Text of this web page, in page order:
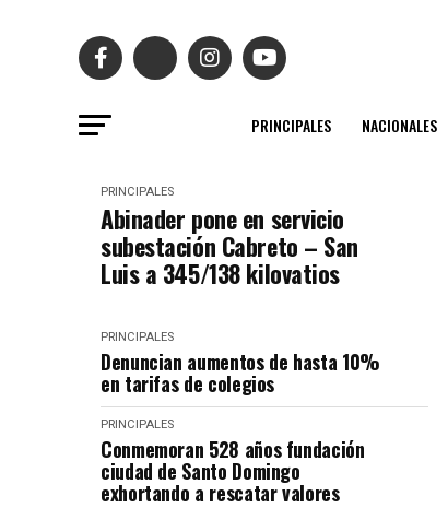
PRINCIPALES NACIONALES
PRINCIPALES
Abinader pone en servicio
subestación Cabreto – San
Luis a 345/138 kilovatios
PRINCIPALES
Denuncian aumentos de hasta 10%
en tarifas de colegios
PRINCIPALES
Conmemoran 528 años fundación
ciudad de Santo Domingo
exhortando a rescatar valores